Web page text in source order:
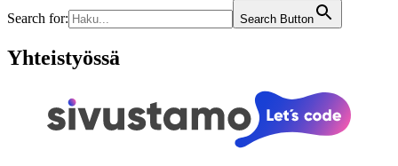
Search for:
Search Button
Yhteistyössä